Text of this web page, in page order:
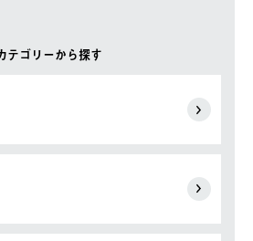
テゴリーから探す